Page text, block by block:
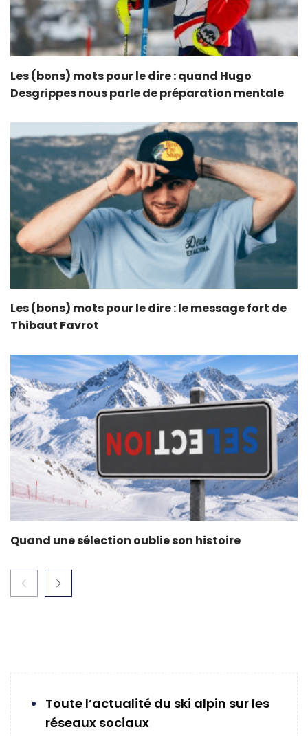
Les (bons) mots pour le dire : quand Hugo
Desgrippes nous parle de préparation mentale
Les (bons) mots pour le dire : le message fort de
Thibaut Favrot
Quand une sélection oublie son histoire
Toute l’actualité du ski alpin sur les
réseaux sociaux